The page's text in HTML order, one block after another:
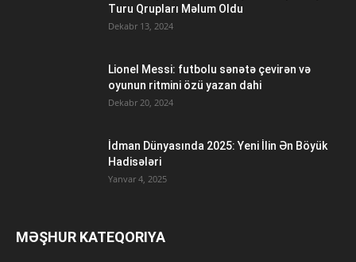
Turu Qrupları Məlum Oldu
Dekabr 13, 2024
Lionel Messi: futbolu sənətə çevirən və
oyunun ritmini özü yazan dahi
Dekabr 20, 2024
İdman Dünyasında 2025: Yeni İlin Ən Böyük
Hadisələri
Yanvar 4, 2025
MƏŞHUR KATEQORIYA